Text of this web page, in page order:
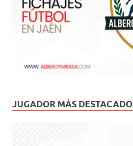
JUGADOR MÁS DESTACADO